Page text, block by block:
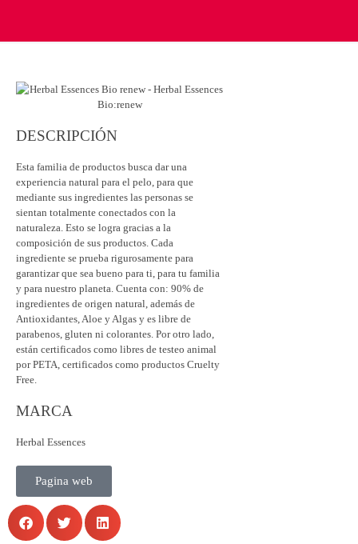
DESCRIPCIÓN
Esta familia de productos busca dar una
experiencia natural para el pelo, para que
mediante sus ingredientes las personas se
sientan totalmente conectados con la
naturaleza. Esto se logra gracias a la
composición de sus productos. Cada
ingrediente se prueba rigurosamente para
garantizar que sea bueno para ti, para tu familia
y para nuestro planeta. Cuenta con: 90% de
ingredientes de origen natural, además de
Antioxidantes, Aloe y Algas y es libre de
parabenos, gluten ni colorantes. Por otro lado,
están certificados como libres de testeo animal
por PETA, certificados como productos Cruelty
Free.
MARCA
Herbal Essences
Pagina web